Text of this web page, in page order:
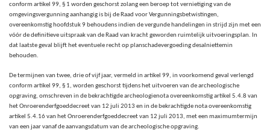
conform artikel 99, § 1 worden geschorst zolang een beroep tot vernietiging van de
omgevingsvergunning aanhangig is bij de Raad voor Vergunningsbetwistingen,
overeenkomstig hoofdstuk 9 behoudens indien de vergunde handelingen in strijd zijn met een
vóór de definitieve uitspraak van de Raad van kracht geworden ruimtelijk uitvoeringsplan. In
dat laatste geval blijft het eventuele recht op planschadevergoeding desalniettemin
behouden.
De termijnen van twee, drie of vijf jaar, vermeld in artikel 99, in voorkomend geval verlengd
conform artikel 99, § 1, worden geschorst tijdens het uitvoeren van de archeologische
opgraving, omschreven in de bekrachtigde archeologienota overeenkomstig artikel 5.4.8 van
het Onroerenderfgoeddecreet van 12 juli 2013 en in de bekrachtigde nota overeenkomstig
artikel 5.4.16 van het Onroerenderfgoeddecreet van 12 juli 2013, met een maximumtermijn
van een jaar vanaf de aanvangsdatum van de archeologische opgraving.